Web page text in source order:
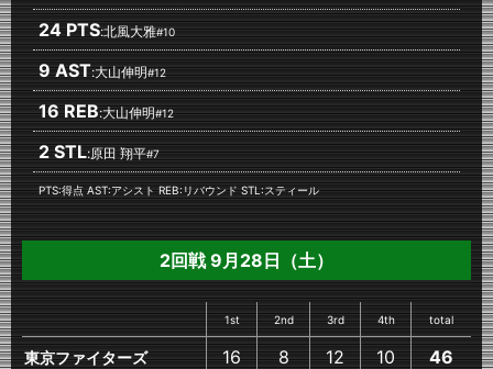
24 PTS:北風大雅#10
9 AST:大山伸明#12
16 REB:大山伸明#12
2 STL:原田 翔平#7
PTS:得点 AST:アシスト REB:リバウンド STL:スティール
2回戦 9月28日（土）
1st 2nd 3rd 4th total
東京ファイターズ 16 8 12 10 46